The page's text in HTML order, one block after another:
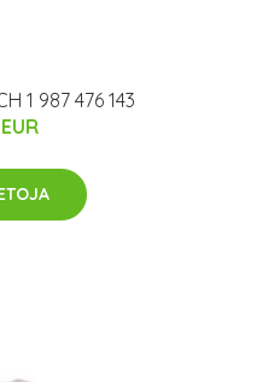
1 987 476 143